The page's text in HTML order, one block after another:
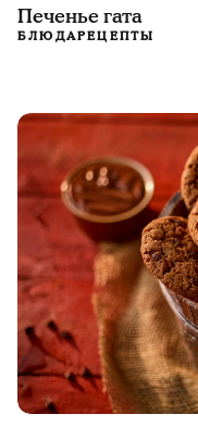
Печенье гата
БЛЮДАРЕЦЕПТЫ